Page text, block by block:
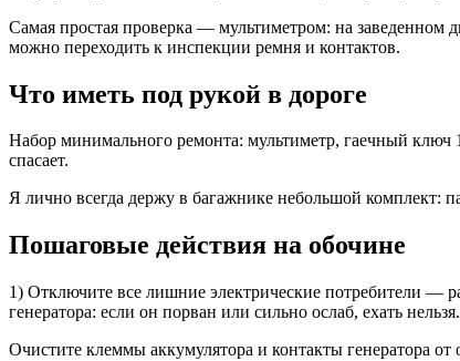
Самая простая проверка — мультиметром: на заведенном
можно переходить к инспекции ремня и контактов.
Что иметь под рукой в дороге
Набор минимального ремонта: мультиметр, гаечный ключ
спасает.
Я лично всегда держу в багажнике небольшой комплект:
Пошаговые действия на обочине
1) Отключите все лишние электрические потребители —
генератора: если он порван или сильно ослаб, ехать нельзя.
Очистите клеммы аккумулятора и контакты генератора от